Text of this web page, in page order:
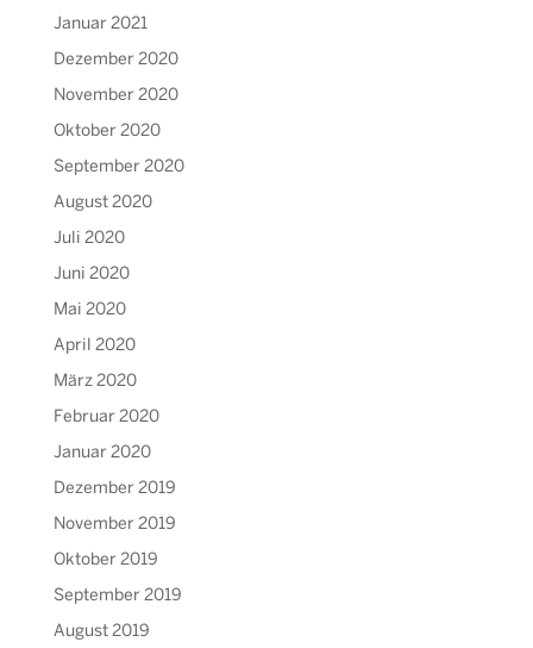
Januar 2021
Dezember 2020
November 2020
Oktober 2020
September 2020
August 2020
Juli 2020
Juni 2020
Mai 2020
April 2020
März 2020
Februar 2020
Januar 2020
Dezember 2019
November 2019
Oktober 2019
September 2019
August 2019